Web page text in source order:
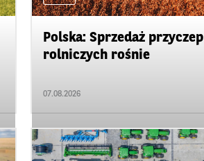
Polska: Sprzedaż przyczep
rolniczych rośnie
07.08.2026